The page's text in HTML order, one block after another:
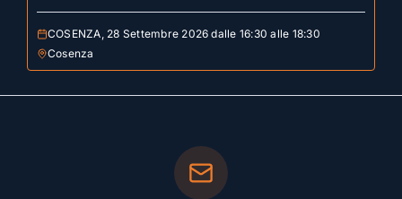
COSENZA, 28 Settembre 2026 dalle 16:30 alle 18:30
Cosenza